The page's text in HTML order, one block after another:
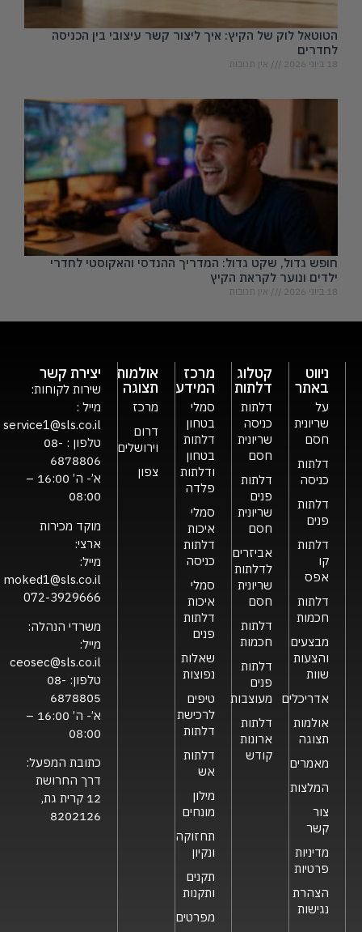
הטוטאל לוק של הקיץ: איך ליצור קשר עיצובי בין הכניסה
לחדרים
18 ביוני 2026 אין תגובות
חופש גדול, שקט גדול: המדריך ההנדסי והאקוסטי לחדרי
ילדים ונוער לקראת הקיץ
18 ביוני 2026 אין תגובות
ניווט
באתר
על
שריונית
חסם
דלתות
כניסה
דלתות
פנים
דלתות
קו
אפס
דלתות
חכמות
מבצעים
והצעות
שוות
אדריכלים
אולמות
תצוגה
מאמרים
המלצות
צור
קשר
מדיניות
פרטיות
הצהרת
נגישות
קטלוג
דלתות
דלתות
כניסה
שריונית
חסם
דלתות
פנים
שריונית
חסם
אביזרים
לדלתות
שריונית
חסם
דלתות
חכמות
דלתות
פנים
מעוצבות
דלתות
ארונות
קודש
מרכז
המידע
סמלי
בטחון
דלתות
בטחון
ודלתות
פלדה
סמלי
איכות
דלתות
כניסה
סמלי
איכות
דלתות
פנים
שאלות
נפוצות
טיפים
לרכישת
דלתות
דלתות
אש
מילון
מונחים
תחזוקה
ונקיון
תקנים
ותקנות
מפרטים
אולמות
תצוגה
מרכז
דרום
וירושלים
צפון
יצירת קשר
שירות לקוחות:
מייל :
service1@sls.co.il
טלפון : 08-
6878806
א’- ה’ 16:00 –
08:00
מוקד מכירות
ארצי:
מייל:
moked1@sls.co.il
072-3929666
משרדי הנהלה:
מייל:
ceosec@sls.co.il
טלפון: 08-
6878805
א’- ה’ 16:00 –
08:00
כתובת המפעל:
דרך החרושת
12 קרית גת,
8202126